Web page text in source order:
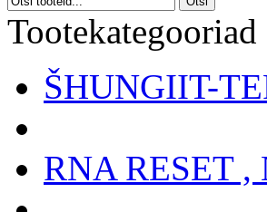
Tootekategooriad
ŠHUNGIIT-
RNA RESET ,